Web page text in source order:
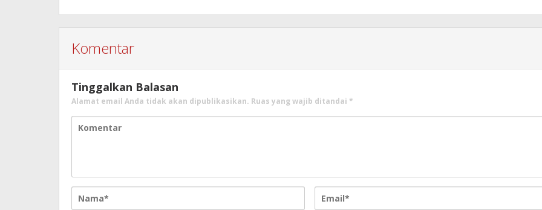
Komentar
Tinggalkan Balasan
Alamat email Anda tidak akan dipublikasikan. Ruas yang wajib ditandai *